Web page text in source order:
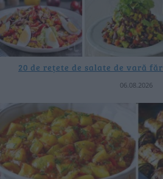
20 de rețete de salate de vară
06.08.2026